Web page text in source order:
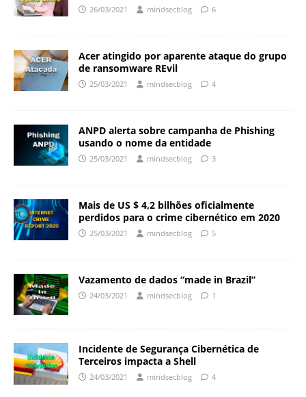
26/03/2021 mindsecblog 6
Acer atingido por aparente ataque do grupo
de ransomware REvil
25/03/2021 mindsecblog 4
ANPD alerta sobre campanha de Phishing
usando o nome da entidade
25/03/2021 mindsecblog 3
Mais de US $ 4,2 bilhões oficialmente
perdidos para o crime cibernético em 2020
25/03/2021 mindsecblog 5
Vazamento de dados “made in Brazil”
24/03/2021 mindsecblog 1
Incidente de Segurança Cibernética de
Terceiros impacta a Shell
24/03/2021 mindsecblog 4